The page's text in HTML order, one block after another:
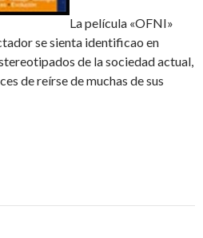
La película «OFNI»
se sienta identificao en
de la sociedad actual,
de reírse de muchas de sus